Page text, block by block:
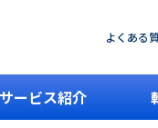
よくある
サービス紹介